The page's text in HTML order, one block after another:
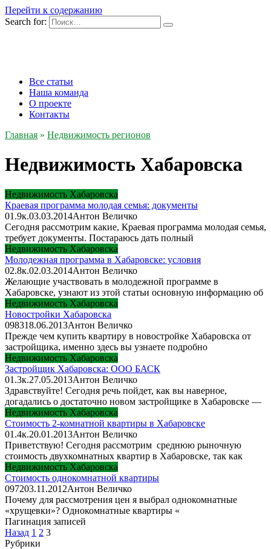
Перейти к содержанию
Search for:
Все статьи
Наша команда
О проекте
Контакты
Главная » Недвижимость регионов
Недвижимость Хабаровска
Недвижимость Хабаровска
Краевая программа молодая семья: документы
01.9к.03.03.2014Антон Величко
Сегодня рассмотрим какие, Краевая программа молодая семья,
требует документы. Постараюсь дать полный
Недвижимость Хабаровска
Молодежная программа в Хабаровске: условия
02.8к.02.03.2014Антон Величко
Желающие участвовать в молодежной программе в
Хабаровске, узнают из этой статьи основную информацию об
Недвижимость Хабаровска
Новостройки Хабаровска
098318.06.2013Антон Величко
Прежде чем купить квартиру в новостройке Хабаровска от
застройщика, именно здесь вы узнаете подробно
Недвижимость Хабаровска
Застройщик Хабаровска: ООО БАСК
01.3к.27.05.2013Антон Величко
Здравствуйте! Сегодня речь пойдет, как вы наверное,
догадались о достаточно новом застройщике в Хабаровске —
Недвижимость Хабаровска
Стоимость 2-комнатной квартиры в Хабаровске
01.4к.20.01.2013Антон Величко
Приветствую! Сегодня рассмотрим среднюю рыночную
стоимость двухкомнатных квартир в Хабаровске, так как
Недвижимость Хабаровска
Стоимость однокомнатной квартиры
097203.11.2012Антон Величко
Почему для рассмотрения цен я выбрал однокомнатные
«хрущевки»? Однокомнатные квартиры «
Пагинация записей
Назад 1 2 3
Рубрики